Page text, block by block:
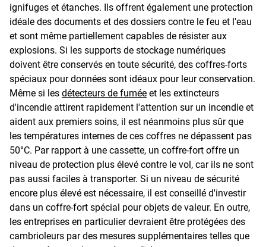
ignifuges et étanches. Ils offrent également une protection
idéale des documents et des dossiers contre le feu et l'eau
et sont même partiellement capables de résister aux
explosions. Si les supports de stockage numériques
doivent être conservés en toute sécurité, des coffres-forts
spéciaux pour données sont idéaux pour leur conservation.
Même si les détecteurs de fumée et les extincteurs
d'incendie attirent rapidement l'attention sur un incendie et
aident aux premiers soins, il est néanmoins plus sûr que
les températures internes de ces coffres ne dépassent pas
50°C. Par rapport à une cassette, un coffre-fort offre un
niveau de protection plus élevé contre le vol, car ils ne sont
pas aussi faciles à transporter. Si un niveau de sécurité
encore plus élevé est nécessaire, il est conseillé d'investir
dans un coffre-fort spécial pour objets de valeur. En outre,
les entreprises en particulier devraient être protégées des
cambrioleurs par des mesures supplémentaires telles que